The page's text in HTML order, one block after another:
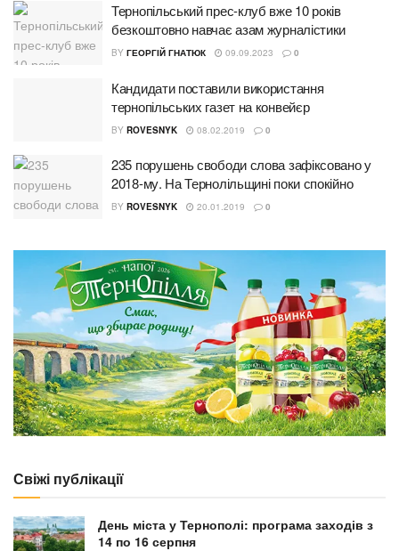
Тернопільський прес-клуб вже 10 років
безкоштовно навчає азам журналістики
BY ГЕОРГІЙ ГНАТЮК 09.09.2023 0
Кандидати поставили використання
тернопільських газет на конвейєр
BY ROVESNYK 08.02.2019 0
235 порушень свободи слова зафіксовано у
2018-му. На Тернолільщині поки спокійно
BY ROVESNYK 20.01.2019 0
Свіжі публікації
День міста у Тернополі: програма заходів з
14 по 16 серпня